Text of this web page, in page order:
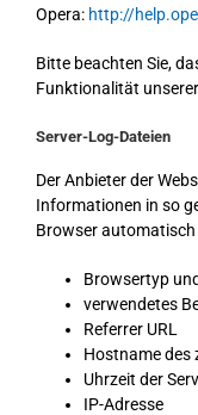
Opera: http://
Bitte beachten Sie,
Funktionalität
Server-Log-Dateien
Der Anbieter der
Informationen in so
Browser
Browsertyp
verwendetes
Referrer URL
Hostname des
Uhrzeit der
IP-Adresse